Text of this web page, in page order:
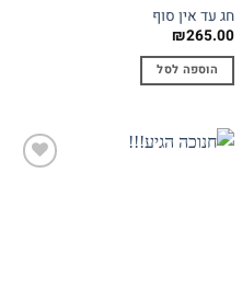
חג עד אין סוף
₪265.00
הוספה לסל